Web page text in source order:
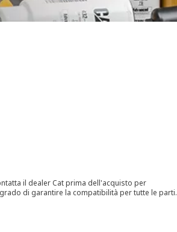
il dealer Cat prima dell'acquisto per
di garantire la compatibilità per tutte le parti.